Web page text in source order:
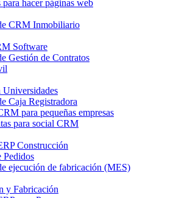
para hacer páginas web
CRM Inmobiliario
Software
Gestión de Contratos
Caja Registradora
para pequeñas empresas
para social CRM
Construcción
Pedidos
ejecución de fabricación (MES)
y Fabricación